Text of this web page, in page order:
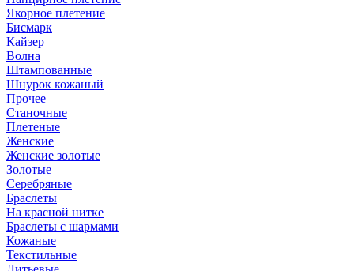
Якорное плетение
Бисмарк
Кайзер
Волна
Штампованные
Шнурок кожаный
Прочее
Станочные
Плетеные
Женские
Женские золотые
Золотые
Серебряные
Браслеты
На красной нитке
Браслеты с шармами
Кожаные
Текстильные